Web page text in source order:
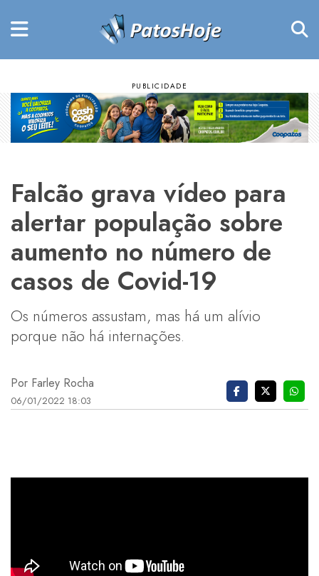
Falcão grava vídeo para
alertar população sobre
aumento no número de
casos de Covid-19
Os números assustam, mas há um alívio
porque não há internações.
Por Farley Rocha
06/01/2022 18:03